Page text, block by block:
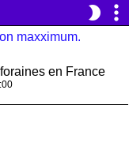
brightness_2 more_vert
en France